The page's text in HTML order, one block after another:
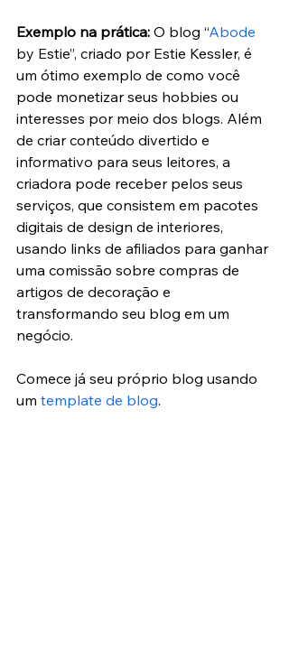
Exemplo na prática: O blog “Abode
by Estie”, criado por Estie Kessler, é
um ótimo exemplo de como você
pode monetizar seus hobbies ou
interesses por meio dos blogs. Além
de criar conteúdo divertido e
informativo para seus leitores, a
criadora pode receber pelos seus
serviços, que consistem em pacotes
digitais de design de interiores,
usando links de afiliados para ganhar
uma comissão sobre compras de
artigos de decoração e
transformando seu blog em um
negócio.
Comece já seu próprio blog usando
um template de blog.